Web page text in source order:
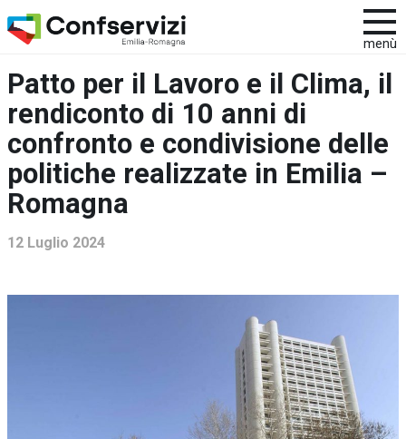
menù
Patto per il Lavoro e il Clima, il
rendiconto di 10 anni di
confronto e condivisione delle
politiche realizzate in Emilia –
Romagna
12 Luglio 2024